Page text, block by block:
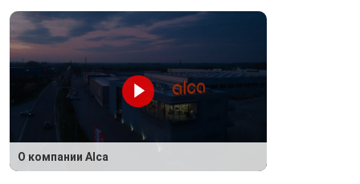
О компании Alca